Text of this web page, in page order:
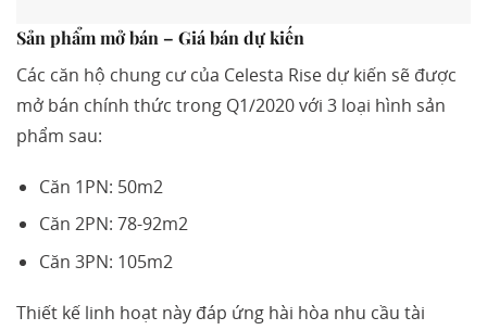
Sản phẩm mở bán – Giá bán dự kiến
Các căn hộ chung cư của Celesta Rise dự kiến sẽ được
mở bán chính thức trong Q1/2020 với 3 loại hình sản
phẩm sau:
Căn 1PN: 50m2
Căn 2PN: 78-92m2
Căn 3PN: 105m2
Thiết kế linh hoạt này đáp ứng hài hòa nhu cầu tài